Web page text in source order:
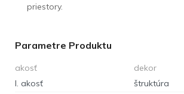
priestory.
Parametre Produktu
akosť
I. akosť
dekor
štruktúra